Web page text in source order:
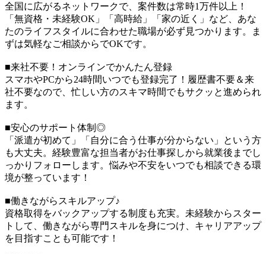
全国に広がるネットワークで、案件数は常時1万件以上！
「無資格・未経験OK」「高時給」「家の近く」など、あな
たのライフスタイルに合わせた職場が必ず見つかります。ま
ずは気軽なご相談からでOKです。
■来社不要！オンラインでかんたん登録
スマホやPCから24時間いつでも登録完了！履歴書不要＆来
社不要なので、忙しい方のスキマ時間でもサクッと進められ
ます。
■安心のサポート体制◎
「派遣が初めて」「自分に合う仕事が分からない」という方
も大丈夫。経験豊富な担当者がお仕事探しから就業後までし
っかりフォローします。悩みや不安をいつでも相談できる環
境が整っています！
■働きながらスキルアップ♪
資格取得をバックアップする制度も充実。未経験からスター
トして、働きながら専門スキルを身につけ、キャリアアップ
を目指すことも可能です！